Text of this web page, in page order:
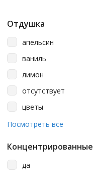
Отдушка
апельсин
ваниль
лимон
отсутствует
цветы
яблоко
Посмотреть все
Концентрированные
да